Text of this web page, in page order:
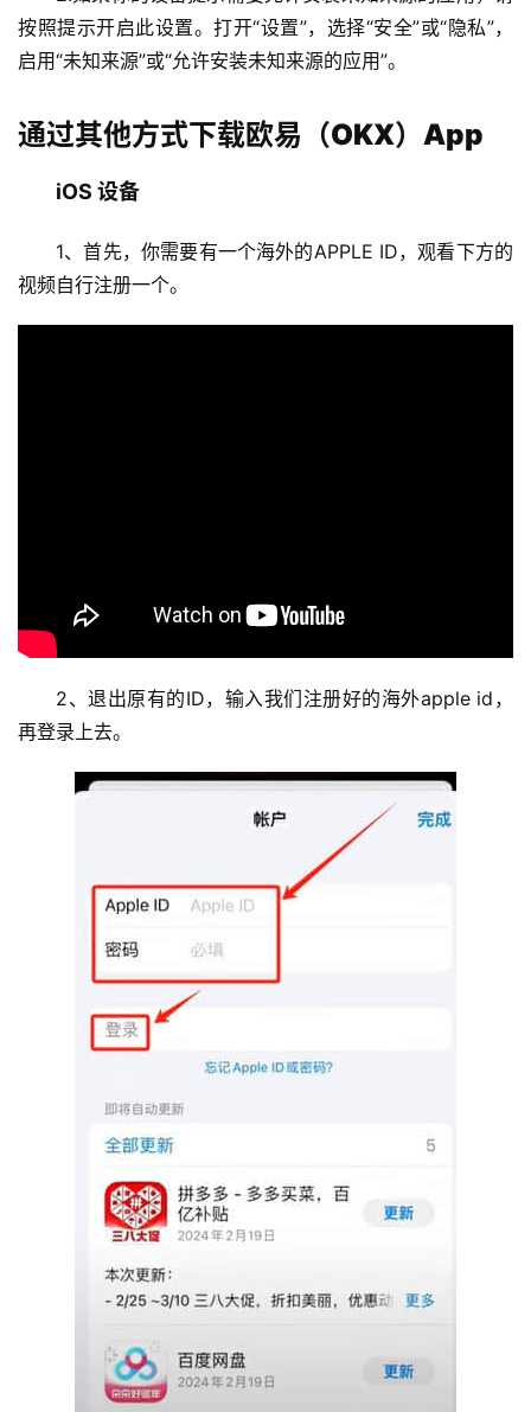
按照提示开启此设置。 打开“设置”，选择“安全”或“隐私”，
启用“未知来源”或“允许安装未知来源的应用”。
通过其他方式下载欧易（OKX）App
iOS 设备
1、首先，你需要有一个海外的APPLE ID，观看下方的
视频自行注册一个。
2、退出原有的ID，输入我们注册好的海外apple id，
再登录上去。